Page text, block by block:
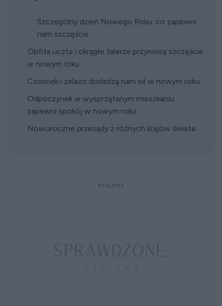
Szczególny dzień Nowego Roku: co zapewni
nam szczęście
Obfita uczta i okrągłe talerze przyniosą szczęście
w nowym roku
Czosnek i żelazo dodadzą nam sił w nowym roku
Odpoczynek w wysprzątanym mieszkaniu
zapewni spokój w nowym roku
Noworoczne przesądy z różnych krajów świata